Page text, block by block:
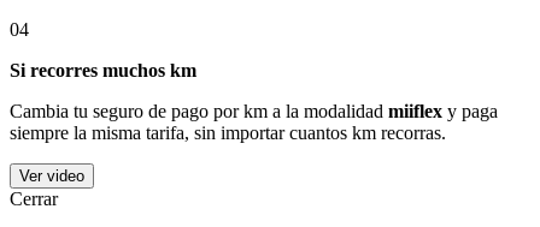
04
Si recorres muchos km
Cambia tu seguro de pago por km a la modalidad miiflex y paga
siempre la misma tarifa, sin importar cuantos km recorras.
Ver video
Cerrar